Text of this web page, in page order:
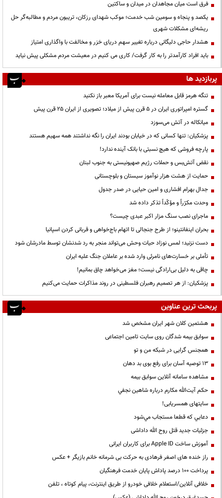
فرق است میان مجاهدان در میدان و ساکتین
یکصد و پنجاه و سومین شب خدمت؛ موکب شهدای رزکان، تریبون مردم و مطالبه‌گر حل
ریشه‌ای مشکلات شهری
هشدار حاجی دلیگانی درباره تغییر سهم دریای خزر و مخالفت با واگذاری امتیاز
باید افراد کارآمدتر را به کار گرفت/ کاری می کنیم در معیشت مردم مشکلی پیش نیاید
پربازدید ها
تنگه هرمز قابل معامله نیست برای آمریکا معبر باز نکنید
گستره امپراتوری ایران در ۵ قرن پیش از میلاد؛ تصویری از ایران ۲۵ قرن پیش
میانکاله در آتش می‌سوزد
پزشکیان: تنها کسانی که در خیابان بودند ایران را نگه نداشتند همه سهیم هستند
پارچه فروشی که هیچ نسبتی با بانک آینده ندارد!
نقض آتش‌بس و حملات رژیم صهیونیستی به جنوب لبنان
حمایت از هشت هزار نوآموز سیستان و بلوچستانی
جدال بهرام افشاری و امین حیایی در صدر جدول
وحدت مکرّراً و مؤکّداً تذکر داده شد
ماجرای نصب سنگ مزار اکبر عبدی چیست؟
بحران اینفانتینو؛ از طرح جنجالی تا اتهام باج‌خواهی و قربانی کردن اسپانیا
دست نزنید؛ لمس نوزاد حیات وحش می‌تواند منجر به رد شدنشان توسط مادرشان شود
تأملی بر خسارت‌های نامرئی وارد شده بر عاملان جنگ علیه ایران
چاقی به دلیل بی‌ارادگی نیست؛ مغز می‌خواهد چاق بمانیم!
پزشکیان: از هر تصمیم رهبران فلسطینی در روند مذاکرات حمایت می‌کنیم
پربحث ترین عناوین
هشتمین کلان شهر ایران مشخص شد
سوابق بیمه شدگان روی سایت تامین اجتماعی
همجنس گرایی در شبکه من و تو
13 توصیه آسان برای رفع بوی بد دهان
مشاهده سامانه آنلاين سوابق بیمه
حكم آيت‌الله مكارم درباره شاهين نجفي
سایتهای همسریابی!
دعايي كه قطعا مستجاب مي‌شود
جزئیات جدید قتل روح الله داداشی
آموزش ساخت Apple ID برای کاربران ایرانی
راز خنده های اصغر فرهادی به حرکت بی شرمانه خانم بازیگر + عکس
پرداخت ۱۰۰ درصد پاداش پایان خدمت فرهنگیان
خلافی آنلاین/استعلام خلافی خودرو از طریق اینترنت، پیام کوتاه ، تلفن